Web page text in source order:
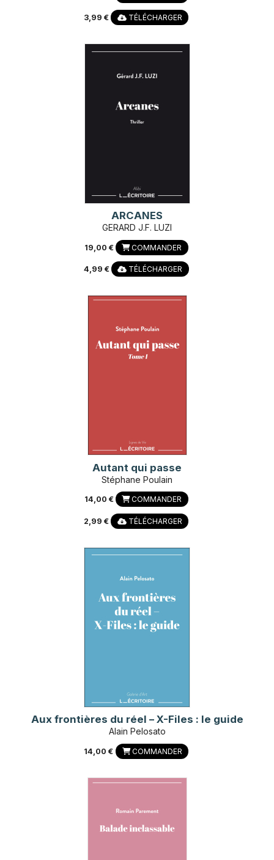
3,99 € TÉLÉCHARGER
ARCANES
GERARD J.F. LUZI
19,00 € COMMANDER
4,99 € TÉLÉCHARGER
Autant qui passe
Stéphane Poulain
14,00 € COMMANDER
2,99 € TÉLÉCHARGER
Aux frontières du réel – X-Files : le guide
Alain Pelosato
14,00 € COMMANDER